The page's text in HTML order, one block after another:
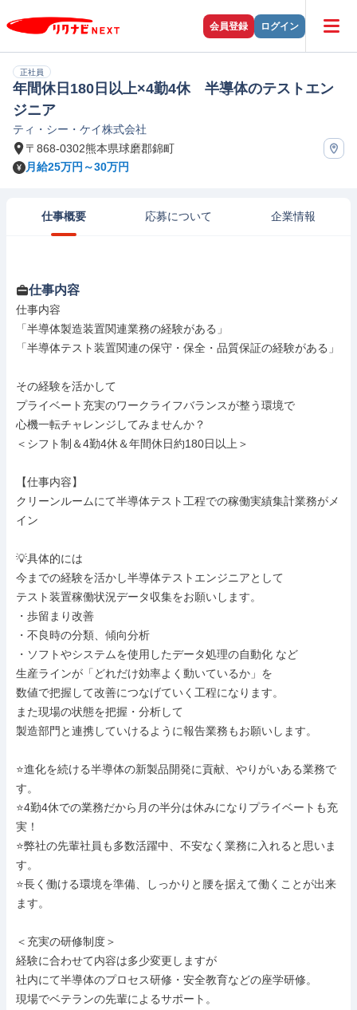
会員登録 ログイン
正社員
年間休日180日以上×4勤4休 半導体のテストエン
ジニア
ティ・シー・ケイ株式会社
〒868-0302熊本県球磨郡錦町
月給25万円～30万円
仕事概要 応募について 企業情報
仕事内容
仕事内容
「半導体製造装置関連業務の経験がある」
「半導体テスト装置関連の保守・保全・品質保証の経験がある」
その経験を活かして
プライベート充実のワークライフバランスが整う環境で
心機一転チャレンジしてみませんか？
＜シフト制＆4勤4休＆年間休日約180日以上＞
【仕事内容】
クリーンルームにて半導体テスト工程での稼働実績集計業務がメ
イン
💡具体的には
今までの経験を活かし半導体テストエンジニアとして
テスト装置稼働状況データ収集をお願いします。
・歩留まり改善
・不良時の分類、傾向分析
・ソフトやシステムを使用したデータ処理の自動化 など
生産ラインが「どれだけ効率よく動いているか」を
数値で把握して改善につなげていく工程になります。
また現場の状態を把握・分析して
製造部門と連携していけるように報告業務もお願いします。
⭐進化を続ける半導体の新製品開発に貢献、やりがいある業務で
す。
⭐4勤4休での業務だから月の半分は休みになりプライベートも充
実！
⭐弊社の先輩社員も多数活躍中、不安なく業務に入れると思いま
す。
⭐長く働ける環境を準備、しっかりと腰を据えて働くことが出来
ます。
＜充実の研修制度＞
経験に合わせて内容は多少変更しますが
社内にて半導体のプロセス研修・安全教育などの座学研修。
現場でベテランの先輩によるサポート。